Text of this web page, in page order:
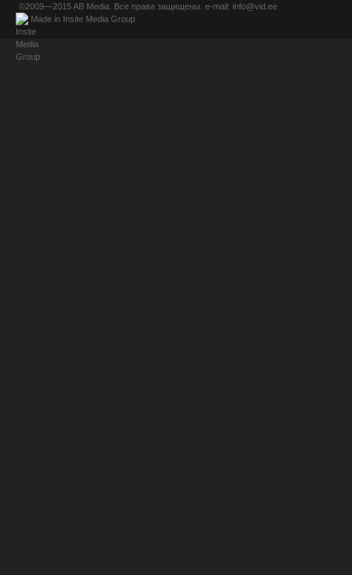
©2009—2015AB Media . Все права защищены. e-mail: info@vid.ee
Made in Insite Media Group